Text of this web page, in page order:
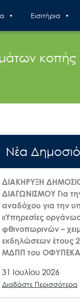
Εισιτήρια
Nέα
ΔΙΑΚΗΡΥΞΗ
ΔΙΑΓΩΝΙΣΜΟΥ Για
αναδόχου για την
«Υπηρεσίες
φθινοπωρινών –
εκδηλώσεων έτους
ΜΔΠΠ του
31 Ιουλίου 2026
Διαβάστε Περισσότερα